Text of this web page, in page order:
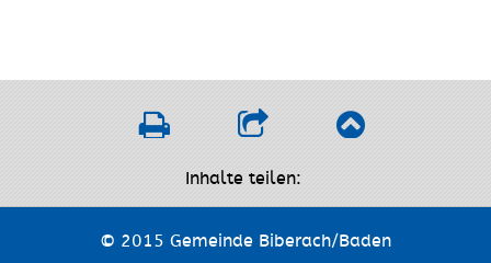
Inhalte teilen:
© 2015 Gemeinde Biberach/Baden